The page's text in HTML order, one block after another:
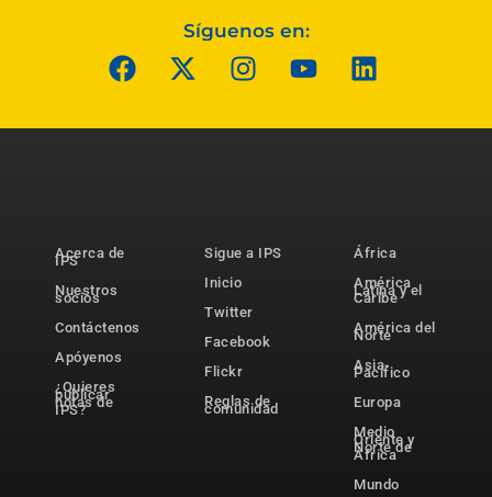
Síguenos en:
Acerca de
IPS
Nuestros
socios
Contáctenos
Apóyenos
¿Quieres
publicar
notas de
IPS?
Sigue a IPS
Inicio
Twitter
Facebook
Flickr
Reglas de
comunidad
África
América
Latina y el
Caribe
América del
Norte
Asia-
Pacífico
Europa
Medio
Oriente y
Norte de
África
Mundo